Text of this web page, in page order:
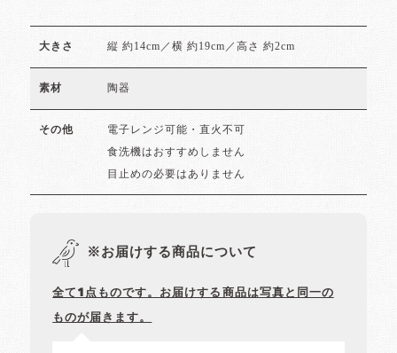
大きさ 縦 約14cm／横 約19cm／高さ 約2cm
素材 陶器
その他 電子レンジ可能・直火不可
食洗機はおすすめしません
目止めの必要はありません
※お届けする商品について
全て1点ものです。お届けする商品は写真と同一の
ものが届きます。